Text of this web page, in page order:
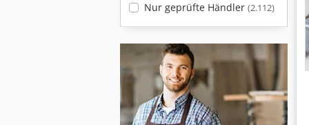
Nur geprüfte Händler (2.112)